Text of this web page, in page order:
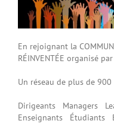
En rejoignant la
RÉINVENTÉE organisé
Un réseau de plus de
Dirigeants Managers
Enseignants Étudiants